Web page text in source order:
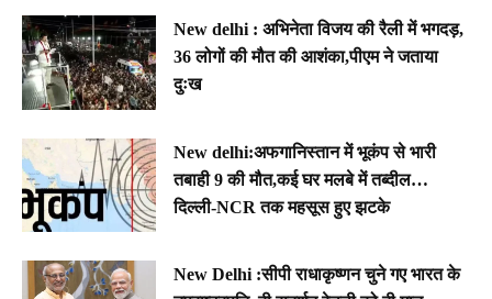
New delhi : अभिनेता विजय की रैली में भगदड़,
36 लोगों की मौत की आशंका,पीएम ने जताया
दुःख
New delhi:अफगानिस्तान में भूकंप से भारी
तबाही 9 की मौत,कई घर मलबे में तब्दील…
दिल्ली-NCR तक महसूस हुए झटके
New Delhi :सीपी राधाकृष्णन चुने गए भारत के